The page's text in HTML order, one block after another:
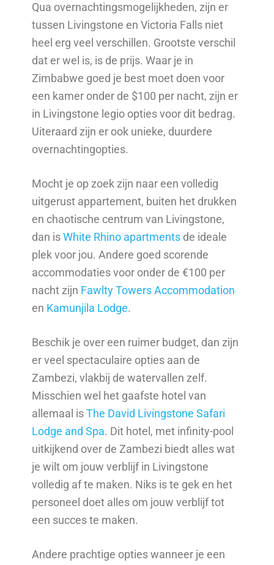
Qua overnachtingsmogelijkheden, zijn er
tussen Livingstone en Victoria Falls niet
heel erg veel verschillen. Grootste verschil
dat er wel is, is de prijs. Waar je in
Zimbabwe goed je best moet doen voor
een kamer onder de $100 per nacht, zijn er
in Livingstone legio opties voor dit bedrag.
Uiteraard zijn er ook unieke, duurdere
overnachtingopties.
Mocht je op zoek zijn naar een volledig
uitgerust appartement, buiten het drukken
en chaotische centrum van Livingstone,
dan isWhite Rhino apartments de ideale
plek voor jou. Andere goed scorende
accommodaties voor onder de €100 per
nacht zijn Fawlty Towers Accommodation
en Kamunjila Lodge.
Beschik je over een ruimer budget, dan zijn
er veel spectaculaire opties aan de
Zambezi, vlakbij de watervallen zelf.
Misschien wel het gaafste hotel van
allemaal isThe David Livingstone Safari
Lodge and Spa. Dit hotel, met infinity-pool
uitkijkend over de Zambezi biedt alles wat
je wilt om jouw verblijf in Livingstone
volledig af te maken. Niks is te gek en het
personeel doet alles om jouw verblijf tot
een succes te maken.
Andere prachtige opties wanneer je een